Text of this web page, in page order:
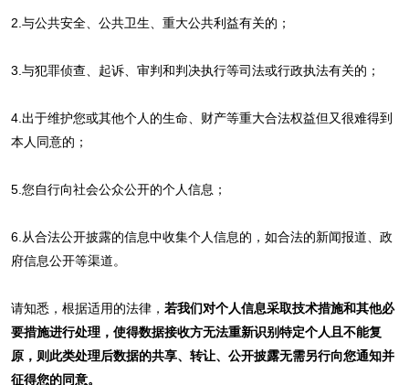
2.与公共安全、公共卫生、重大公共利益有关的；
3.与犯罪侦查、起诉、审判和判决执行等司法或行政执法有关的；
4.出于维护您或其他个人的生命、财产等重大合法权益但又很难得到
本人同意的；
5.您自行向社会公众公开的个人信息；
6.从合法公开披露的信息中收集个人信息的，如合法的新闻报道、政
府信息公开等渠道。
请知悉，根据适用的法律， 若我们对个人信息采取技术措施和其他必
要措施进行处理，使得数据接收方无法重新识别特定个人且不能复
原，则此类处理后数据的共享、转让、公开披露无需另行向您通知并
征得您的同意。